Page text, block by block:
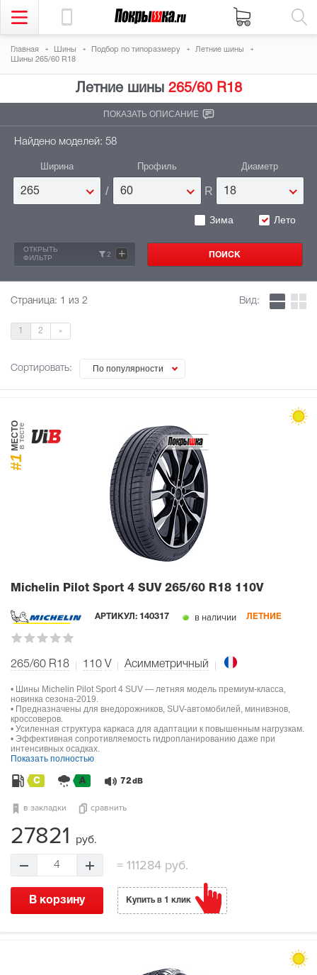
Главная Шины Подбор по типоразмеру
Летние шины
Шины 265/60 R18
Летние шины 265/60 R18
ПОКАЗАТЬ ОПИСАНИЕ
Найдено моделей: 58
Ширина
265 /
Профиль
60 R
Диаметр
18
Зима Лето
ОТКРЫТЬ
ФИЛЬТР
2 +
Страница: 1 из 2
1 2 »
Сортировать: По популярности
Вид:
#1
МЕСТОв тесте
Michelin Pilot Sport 4 SUV 265/60 R18 110V
АРТИКУЛ: 140317 в наличии ЛЕТНИЕ
265/60 R18 110 V Асимметричный
• Шины Michelin Pilot Sport 4 SUV — летняя модель премиум-класса,
новинка сезона-2019.
• Предназначены для внедорожников, SUV-автомобилей, минивэнов,
кроссоверов.
• Усиленная структура каркаса для адаптации к повышенным нагрузкам.
• Эффективная сопротивляемость гидропланированию даже при
интенсивных осадках.
Показать полностью
C A 72 dB
в закладки сравнить
27821 руб.
4 = 111284 руб.
В корзину Купить в 1 клик